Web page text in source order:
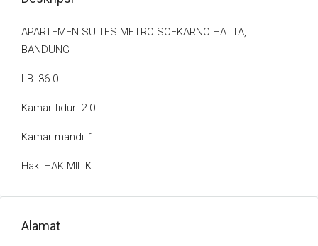
APARTEMEN SUITES METRO SOEKARNO HATTA,
BANDUNG
LB: 36.0
Kamar tidur: 2.0
Kamar mandi: 1
Hak: HAK MILIK
Alamat